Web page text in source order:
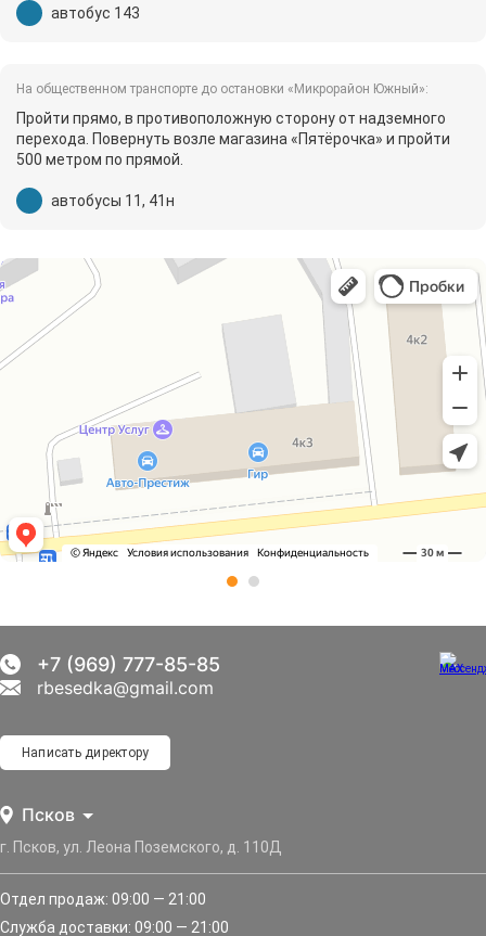
автобус 143
На общественном транспорте до остановки «Микрорайон Южный»:
Пройти прямо, в противоположную сторону от надземного
перехода. Повернуть возле магазина «Пятёрочка» и пройти
500 метром по прямой.
автобусы 11, 41н
Псков
г. Псков, ул. Леона Поземского, д. 110Д
Отдел продаж: 09:00 — 21:00
Служба доставки: 09:00 — 21:00
Написать директору
+7 (969) 777-85-85
rbesedka@gmail.com